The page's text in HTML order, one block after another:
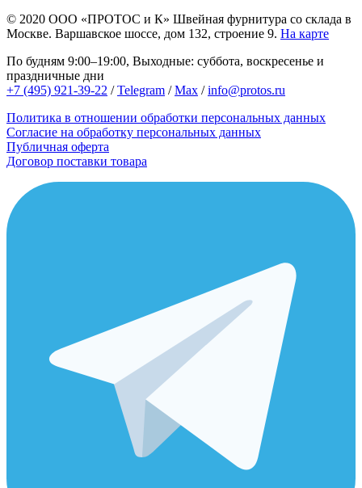
© 2020 ООО «ПРОТОС и К» Швейная фурнитура со склада в
Москве. Варшавское шоссе, дом 132, строение 9. На карте
По будням 9:00–19:00, Выходные: суббота, воскресенье и
праздничные дни
+7 (495) 921-39-22 /Telegram /Max /info@protos.ru
Политика в отношении обработки персональных данных
Согласие на обработку персональных данных
Публичная оферта
Договор поставки товара